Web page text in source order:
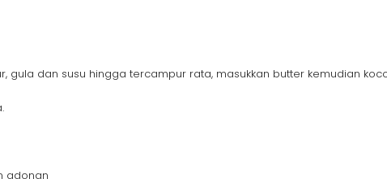
gula dan susu hingga tercampur rata, masukkan butter kemudian
adonan